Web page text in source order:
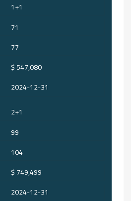
1+1
71
77
$ 547,080
2024-12-31
2+1
99
104
$ 749,499
2024-12-31